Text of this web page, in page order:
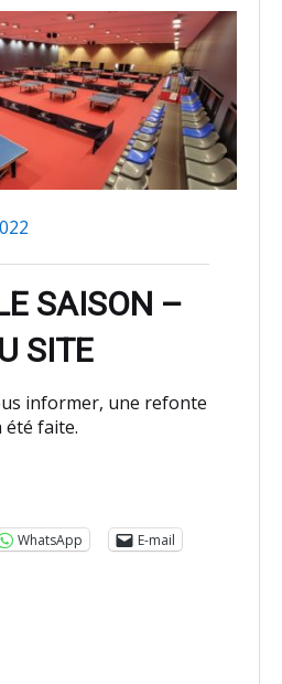
SAISON –
SITE
informer, une refonte
été faite.
WhatsApp
E-mail